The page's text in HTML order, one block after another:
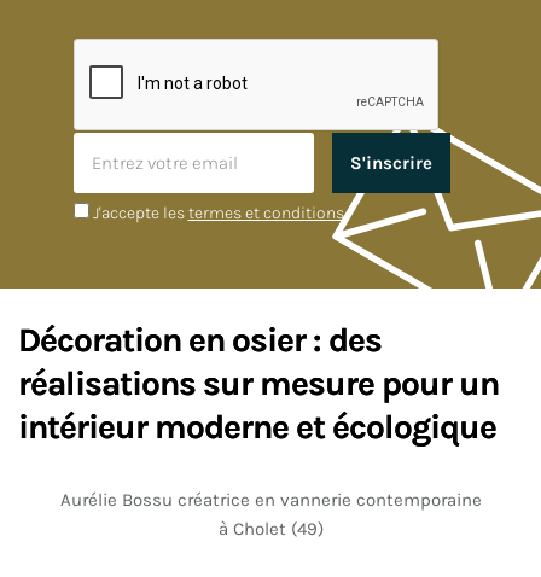
J'accepte lestermes et conditions
Décoration en osier : des
réalisations sur mesure pour un
intérieur moderne et écologique
Aurélie Bossu créatrice en vannerie contemporaine
à Cholet (49)